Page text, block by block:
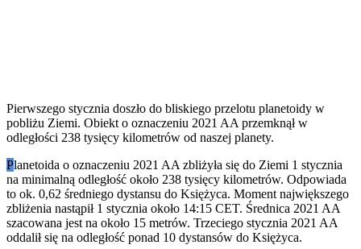
Pierwszego stycznia doszło do bliskiego przelotu planetoidy w
pobliżu Ziemi. Obiekt o oznaczeniu 2021 AA przemknął w
odległości 238 tysięcy kilometrów od naszej planety.
Planetoida o oznaczeniu 2021 AA zbliżyła się do Ziemi 1 stycznia
na minimalną odległość około 238 tysięcy kilometrów. Odpowiada
to ok. 0,62 średniego dystansu do Księżyca. Moment największego
zbliżenia nastąpił 1 stycznia około 14:15 CET. Średnica 2021 AA
szacowana jest na około 15 metrów. Trzeciego stycznia 2021 AA
oddalił się na odległość ponad 10 dystansów do Księżyca.